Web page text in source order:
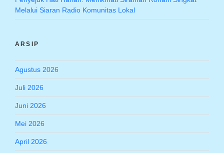
Melalui Siaran Radio Komunitas Lokal
ARSIP
Agustus 2026
Juli 2026
Juni 2026
Mei 2026
April 2026